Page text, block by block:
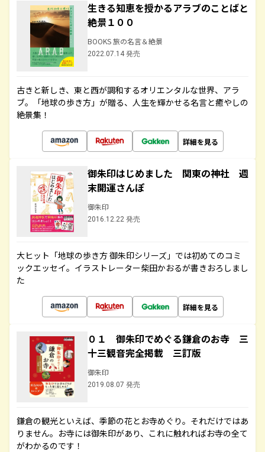
生きる知恵を授かるアラブのことばと
絶景１００
BOOKS 旅の名言＆絶景
2022.07.14 発売
古きと新しき、東と西が調和するオリエンタルな世界、アラ
ブ。「地球の歩き方」が贈る、人生を輝かせる名言と癒やしの
絶景集！
詳細を見る
御朱印はじめました 関東の神社 週
末開運さんぽ
御朱印
2016.12.22 発売
大ヒット「地球の歩き方 御朱印シリーズ」では初めてのコミ
ックエッセイ。イラストレーター柴田かおるが書きおろしまし
た
詳細を見る
０１ 御朱印でめぐる鎌倉のお寺 三
十三観音完全掲載 三訂版
御朱印
2019.08.07 発売
鎌倉の観光といえば、季節の花とお寺めぐり。それだけではあ
りません。お寺には御朱印があり、これに触れればお寺の全て
がわかるのです！